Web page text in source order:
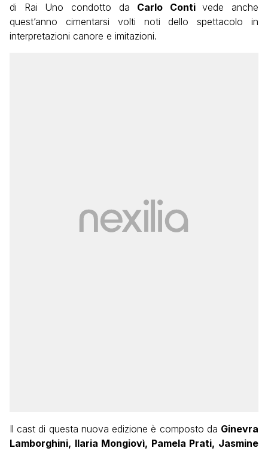
di Rai Uno condotto da Carlo Contivede anche
quest’anno cimentarsi volti noti dello spettacolo in
interpretazioni canore e imitazioni.
Il cast di questa nuova edizione è composto da Ginevra
Lamborghini, Ilaria Mongiovì, Pamela Prati, Jasmine